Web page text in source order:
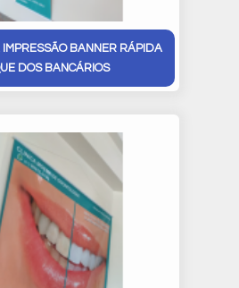
BANNER RÁPIDA
DOS BANCÁRIOS